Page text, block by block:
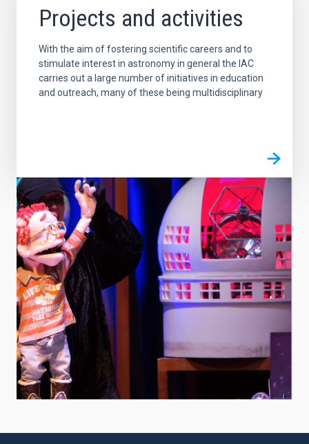
Projects and activities
With the aim of fostering scientific careers and to
stimulate interest in astronomy in general the IAC
carries out a large number of initiatives in education
and outreach, many of these being multidisciplinary